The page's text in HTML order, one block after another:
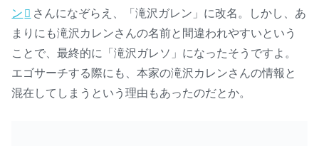
ン
さんになぞらえ、「滝沢ガレン」に改名。しかし、あ
まりにも滝沢カレンさんの名前と間違われやすいという
ことで、最終的に「滝沢ガレソ」になったそうですよ。
エゴサーチする際にも、本家の滝沢カレンさんの情報と
混在してしまうという理由もあったのだとか。